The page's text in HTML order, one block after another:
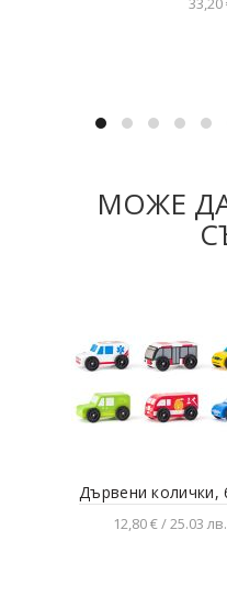
МОЖЕ
Дървени колички,
12,80 € / 25.03 лв.